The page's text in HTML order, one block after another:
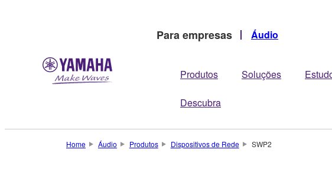
Para empresas Áudio
Produtos Soluções
Descubra
Home Áudio Produtos Dispositivos de Rede SWP2